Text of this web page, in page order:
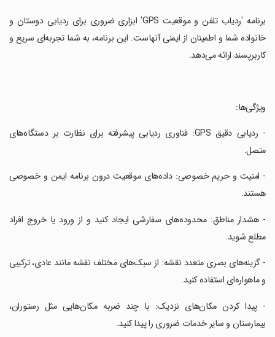
برنامه 'ردیاب تلفن و موقعیت GPS' ابزاری ضروری برای ردیابی دوستان و
خانواده شما و اطمینان از ایمنی آنهاست. این برنامه، به شما تجربه‌ای سریع و
کاربرپسند ارائه می‌دهد.
‏ویژگی‌ها:
‏- ردیابی دقیق GPS: فناوری ردیابی پیشرفته برای نظارت بر دستگاه‌های
متصل.
‏- امنیت و حریم خصوصی: داده‌های موقعیت درون برنامه ایمن و خصوصی
هستند.
‏- هشدار مناطق: محدوده‌های سفارشی ایجاد کنید و از ورود یا خروج افراد
مطلع شوید.
‏- گزینه‌های بصری متعدد نقشه: از سبک‌های مختلف نقشه مانند عادی، ترکیبی
و ماهواره‌ای استفاده کنید.
‏- پیدا کردن مکان‌های نزدیک: با چند ضربه مکان‌هایی مثل رستوران،
بیمارستان و سایر خدمات ضروری را پیدا کنید.